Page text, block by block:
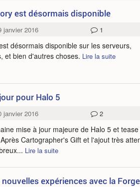
est désormais disponible
janvier 2016 1
désormais disponible sur les serveurs,
et bien d'autres choses. Lire la suite
pour Halo 5
janvier 2016 2
mise à jour majeure de Halo 5 et tease
Cartographer's Gift et l'ajout très
Lire la suite
expériences avec la Forge